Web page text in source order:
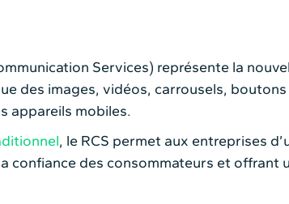
Services) représente la
des images, vidéos, carrousels,
appareils mobiles.
, le RCS permet aux entreprises
confiance des consommateurs et offrant